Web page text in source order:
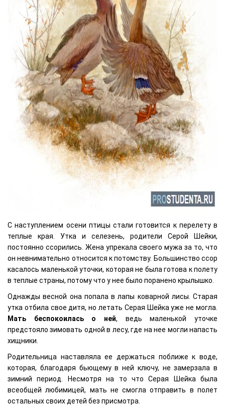
С наступлением осени птицы стали готовится к перелету в
теплые края. Утка и селезень, родители Серой Шейки,
постоянно ссорились. Жена упрекала своего мужа за то, что
он невнимательно относится к потомству. Большинство ссор
касалось маленькой уточки, которая не была готова к полету
в теплые страны, потому что у нее было поранено крылышко.
Однажды весной она попала в лапы коварной лисы. Старая
утка отбила свое дитя, но летать Серая Шейка уже не могла.
Мать беспокоилась о ней, ведь маленькой уточке
предстояло зимовать одной в лесу, где на нее могли напасть
хищники.
Родительница наставляла ее держаться поближе к воде,
которая, благодаря бьющему в ней ключу, не замерзала в
зимний период. Несмотря на то что Серая Шейка была
всеобщей любимицей, мать не смогла отправить в полет
остальных своих детей без присмотра.